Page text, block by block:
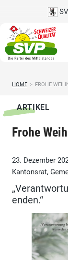
HOME > FROHE
ARTIKEL
Frohe
23. Dezember
Kantonsrat,
enden.“